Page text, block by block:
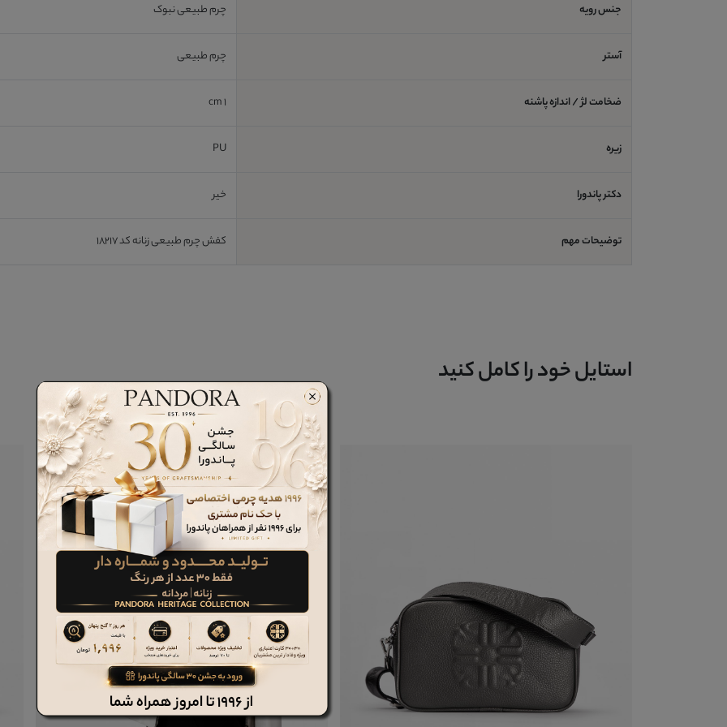
جنس رویه چرم طبیعی نبوک
آستر چرم طبیعی
ضخامت لژ / اندازه پاشنه 1 cm
زیره PU
دکتر پاندورا خیر
توضیحات مهم کفش چرم طبیعی زنانه کد 18217
استایل خود را کامل کنید